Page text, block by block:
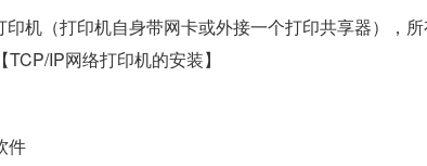
机（打印机自身带网卡或外接一个打印共享器），
IP网络打印机的安装】